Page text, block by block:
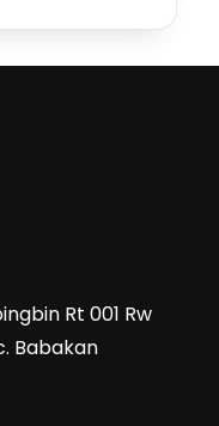
Rt 001 Rw
Babakan